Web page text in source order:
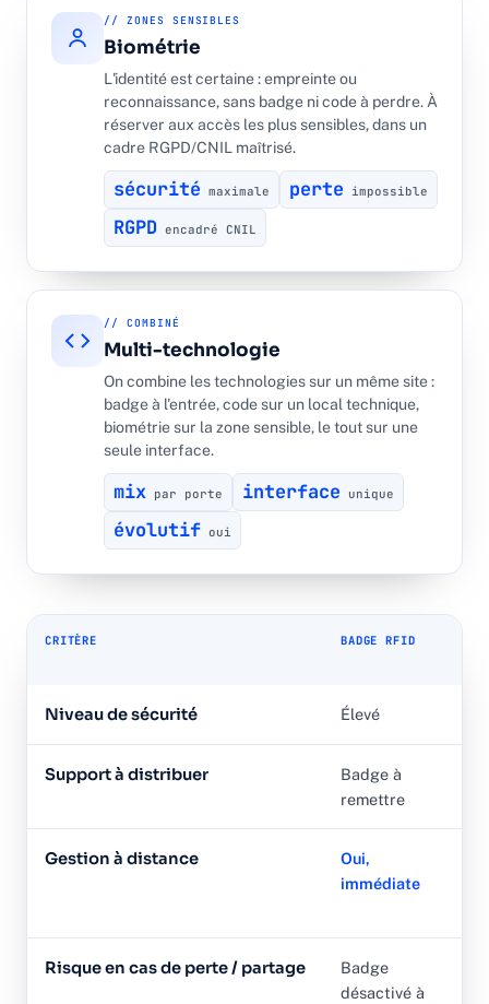
// ZONES SENSIBLES
Biométrie
L'identité est certaine : empreinte ou
reconnaissance, sans badge ni code à perdre. À
réserver aux accès les plus sensibles, dans un
cadre RGPD/CNIL maîtrisé.
sécurité maximale perte impossible
RGPD encadré CNIL
// COMBINÉ
Multi-technologie
On combine les technologies sur un même site :
badge à l'entrée, code sur un local technique,
biométrie sur la zone sensible, le tout sur une
seule interface.
mix par porte interface unique
évolutif oui
CRITÈRE BADGE RFID
Niveau de sécurité Élevé
Support à distribuer
Badge à
remettre
Gestion à distance
Oui,
immédiate
Risque en cas de perte / partage
Badge
désactivé à